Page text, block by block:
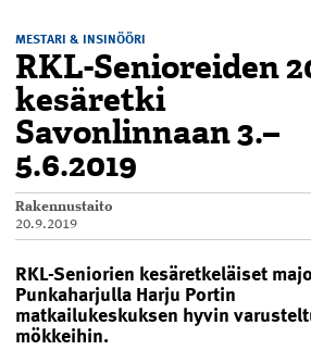
MESTARI & INSINÖÖRI
RKL-Senioreiden
kesäretki
Savonlinnaan 3.–
5.6.2019
Rakennustaito
20.9.2019
RKL-Seniorien kesäretkeläiset
Punkaharjulla Harju Portin
matkailukeskuksen hyvin
mökkeihin.